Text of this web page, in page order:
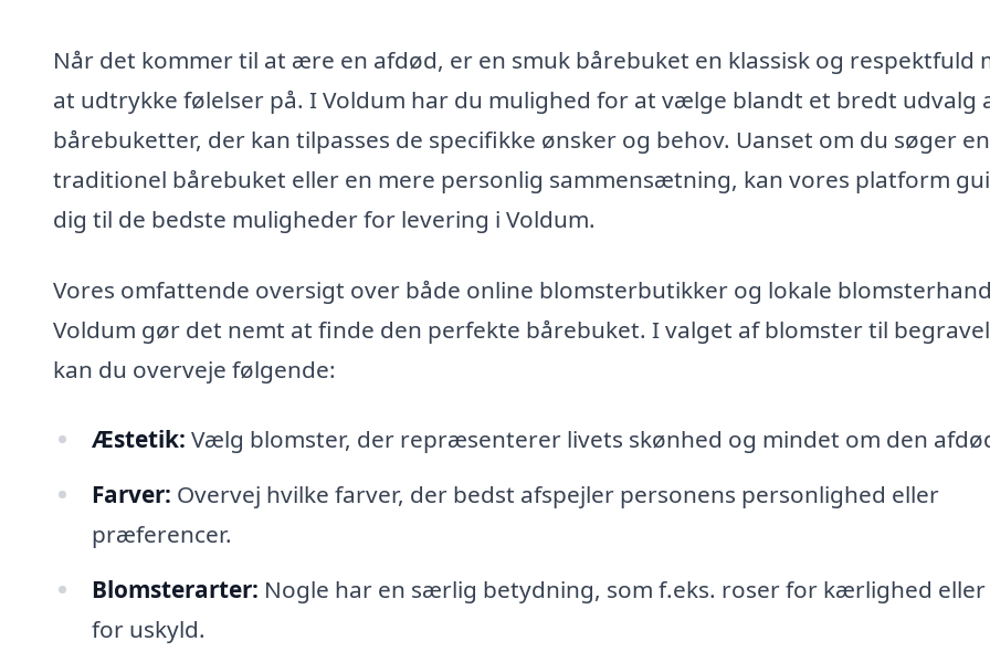
Når det kommer til at ære en afdød, er en smuk bårebuket en klassisk og respektfuld
at udtrykke følelser på. I Voldum har du mulighed for at vælge blandt et bredt udvalg
bårebuketter, der kan tilpasses de specifikke ønsker og behov. Uanset om du søger en
traditionel bårebuket eller en mere personlig sammensætning, kan vores platform
dig til de bedste muligheder for levering i Voldum.
Vores omfattende oversigt over både online blomsterbutikker og lokale
Voldum gør det nemt at finde den perfekte bårebuket. I valget af blomster til
kan du overveje følgende:
Æstetik: Vælg blomster, der repræsenterer livets skønhed og mindet om den
Farver: Overvej hvilke farver, der bedst afspejler personens personlighed eller
præferencer.
Blomsterarter: Nogle har en særlig betydning, som f.eks. roser for kærlighed
for uskyld.